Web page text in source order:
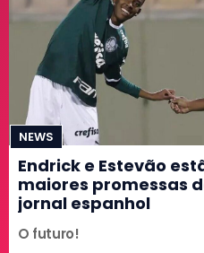
NEWS
Endrick e Estevão
maiores promessas
jornal espanhol
O futuro!